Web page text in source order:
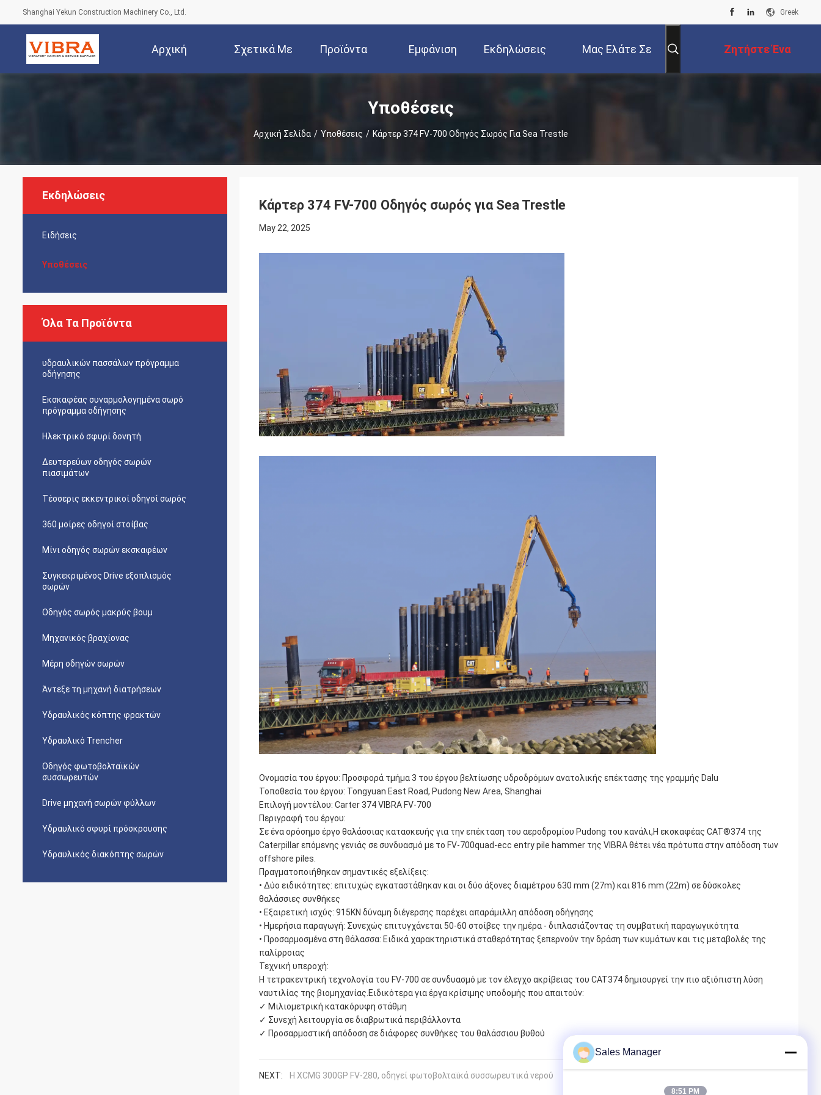
Shanghai Yekun Construction Machinery Co., Ltd. Greek
Αρχική Σχετικά Με Προϊόντα Εμφάνιση Εκδηλώσεις Μας Ελάτε Σε Ζητήστε Ένα
Απόσπασμα
Υποθέσεις
Αρχική Σελίδα / Υποθέσεις / Κάρτερ 374 FV-700 Οδηγός Σωρός Για Sea Trestle
Εκδηλώσεις
Ειδήσεις
Υποθέσεις
Όλα Τα Προϊόντα
υδραυλικών πασσάλων πρόγραμμα
οδήγησης
Εκσκαφέας συναρμολογημένα σωρό
πρόγραμμα οδήγησης
Ηλεκτρικό σφυρί δονητή
Δευτερεύων οδηγός σωρών
πιασιμάτων
Τέσσερις εκκεντρικοί οδηγοί σωρός
360 μοίρες οδηγοί στοίβας
Μίνι οδηγός σωρών εκσκαφέων
Συγκεκριμένος Drive εξοπλισμός
σωρών
Οδηγός σωρός μακρύς βουμ
Μηχανικός βραχίονας
Μέρη οδηγών σωρών
Άντεξε τη μηχανή διατρήσεων
Υδραυλικός κόπτης φρακτών
Υδραυλικό Trencher
Οδηγός φωτοβολταϊκών
συσσωρευτών
Drive μηχανή σωρών φύλλων
Υδραυλικό σφυρί πρόσκρουσης
Υδραυλικός διακόπτης σωρών
Κάρτερ 374 FV-700 Οδηγός σωρός για Sea Trestle
May 22, 2025
Ονομασία του έργου: Προσφορά τμήμα 3 του έργου βελτίωσης υδροδρόμων ανατολικής επέκτασης της γραμμής Dalu
Τοποθεσία του έργου: Tongyuan East Road, Pudong New Area, Shanghai
Επιλογή μοντέλου: Carter 374 VIBRA FV-700
Περιγραφή του έργου:
Σε ένα ορόσημο έργο θαλάσσιας κατασκευής για την επέκταση του αεροδρομίου Pudong του κανάλι,Η εκσκαφέας CAT®374 της
Caterpillar επόμενης γενιάς σε συνδυασμό με το FV-700quad-ecc entry pile hammer της VIBRA θέτει νέα πρότυπα στην απόδοση των
offshore piles.
Πραγματοποιήθηκαν σημαντικές εξελίξεις:
• Δύο ειδικότητες: επιτυχώς εγκαταστάθηκαν και οι δύο άξονες διαμέτρου 630 mm (27m) και 816 mm (22m) σε δύσκολες
θαλάσσιες συνθήκες
• Εξαιρετική ισχύς: 915KN δύναμη διέγερσης παρέχει απαράμιλλη απόδοση οδήγησης
• Ημερήσια παραγωγή: Συνεχώς επιτυγχάνεται 50-60 στοίβες την ημέρα - διπλασιάζοντας τη συμβατική παραγωγικότητα
• Προσαρμοσμένα στη θάλασσα: Ειδικά χαρακτηριστικά σταθερότητας ξεπερνούν την δράση των κυμάτων και τις μεταβολές της
παλίρροιας
Τεχνική υπεροχή:
Η τετρακεντρική τεχνολογία του FV-700 σε συνδυασμό με τον έλεγχο ακρίβειας του CAT374 δημιουργεί την πιο αξιόπιστη λύση
ναυτιλίας της βιομηχανίας.Ειδικότερα για έργα κρίσιμης υποδομής που απαιτούν:
✓ Μιλιομετρική κατακόρυφη στάθμη
✓ Συνεχή λειτουργία σε διαβρωτικά περιβάλλοντα
✓ Προσαρμοστική απόδοση σε διάφορες συνθήκες του θαλάσσιου βυθού
NEXT: Η XCMG 300GP FV-280, οδηγεί φωτοβολταϊκά συσσωρευτικά νερού
Sales Manager
8:51 PM